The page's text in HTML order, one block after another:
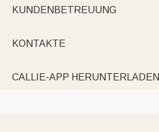
KUNDENBETREUUNG
KONTAKTE
CALLIE-APP HERUNTERLADEN